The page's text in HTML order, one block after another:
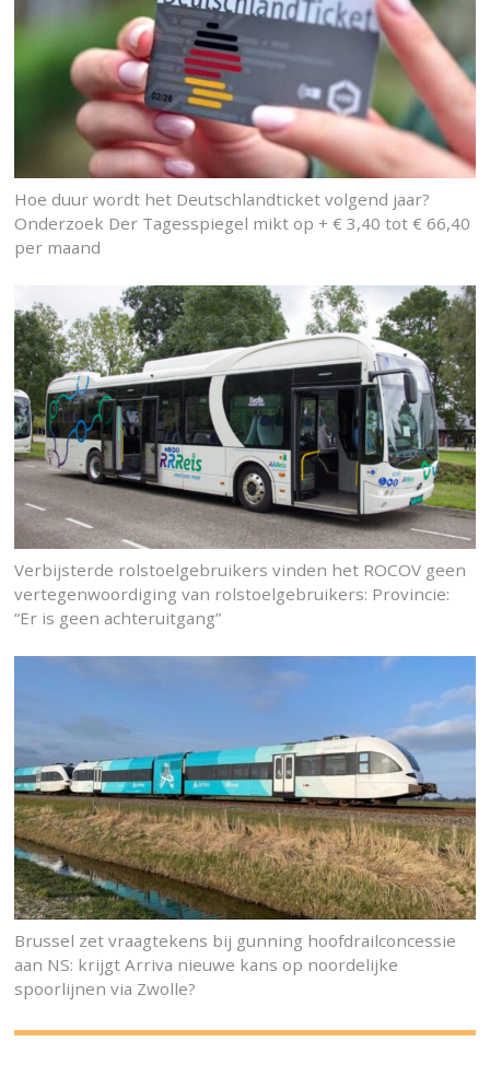
Hoe duur wordt het Deutschlandticket volgend jaar?
Onderzoek Der Tagesspiegel mikt op + € 3,40 tot € 66,40
per maand
Verbijsterde rolstoelgebruikers vinden het ROCOV geen
vertegenwoordiging van rolstoelgebruikers: Provincie:
“Er is geen achteruitgang”
Brussel zet vraagtekens bij gunning hoofdrailconcessie
aan NS: krijgt Arriva nieuwe kans op noordelijke
spoorlijnen via Zwolle?